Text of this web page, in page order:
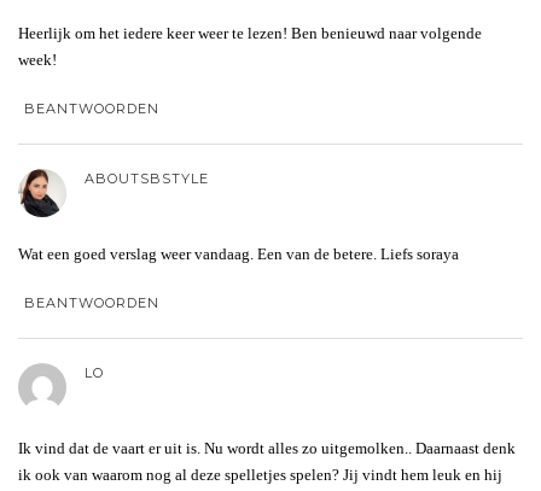
Heerlijk om het iedere keer weer te lezen! Ben benieuwd naar volgende
week!
BEANTWOORDEN
ABOUTSBSTYLE
Wat een goed verslag weer vandaag. Een van de betere. Liefs soraya
BEANTWOORDEN
LO
Ik vind dat de vaart er uit is. Nu wordt alles zo uitgemolken.. Daarnaast denk
ik ook van waarom nog al deze spelletjes spelen? Jij vindt hem leuk en hij